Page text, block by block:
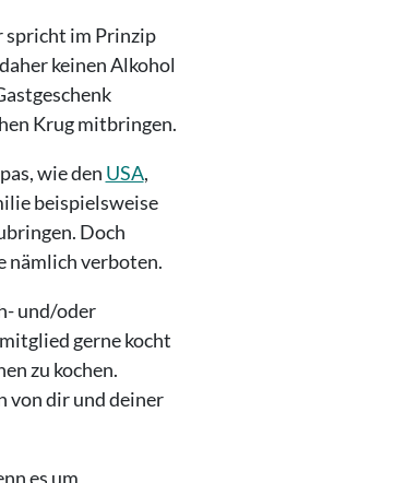
spricht im Prinzip
keinen Alkohol
Krug mitbringen.
wie den USA,
beispielsweise
Doch
nämlich verboten.
und/oder
gerne kocht
zu kochen.
von dir und deiner
es um